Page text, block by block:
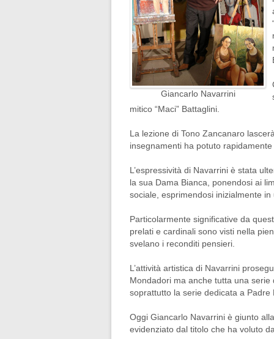
Giancarlo Navarrini
mitico “Maci” Battaglini.
La lezione di Tono Zancanaro
insegnamenti ha potuto
L’espressività di Navarrini è stata
la sua Dama Bianca, ponendosi ai
sociale, esprimendosi inizialmente
Particolarmente significative da
prelati e cardinali sono visti nella
svelano i reconditi pensieri.
L’attività artistica di Navarrini
Mondadori ma anche tutta una
soprattutto la serie dedicata a Padre
Oggi Giancarlo Navarrini è giunto
evidenziato dal titolo che ha voluto